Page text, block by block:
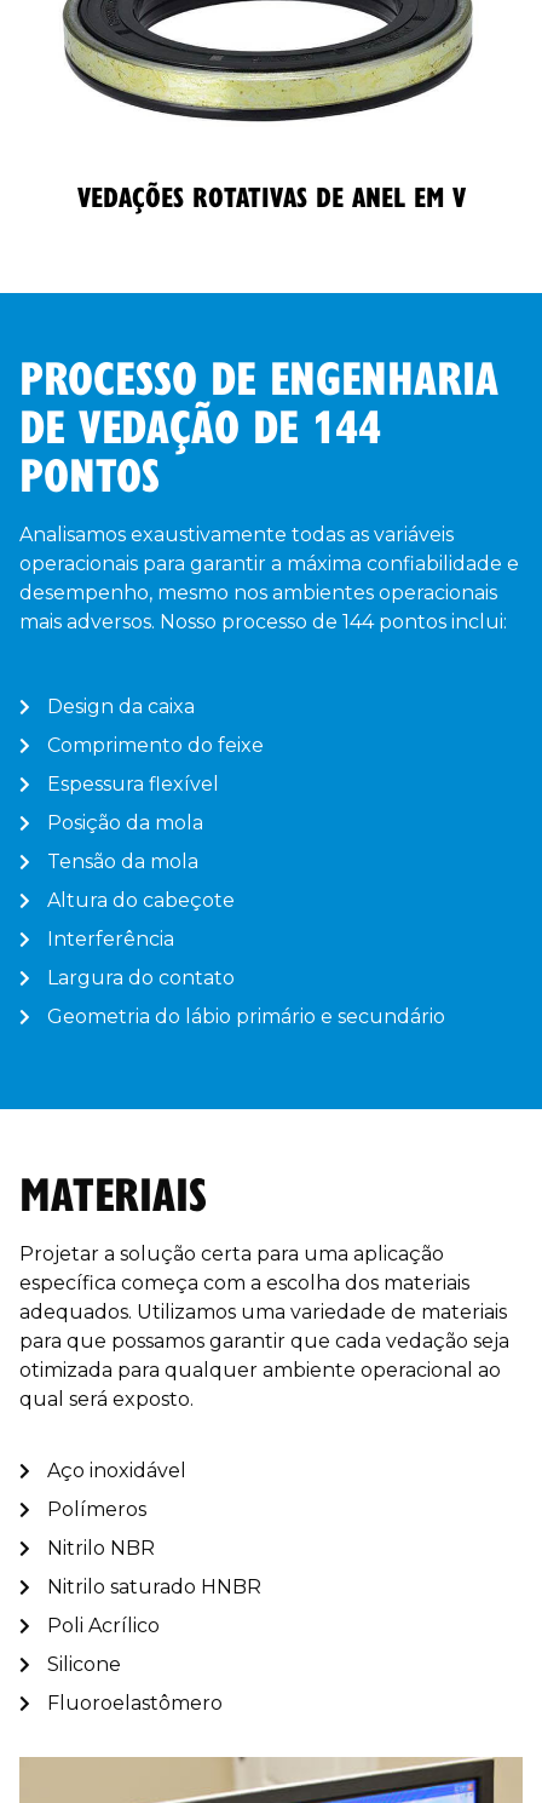
VEDAÇÕES ROTATIVAS DE ANEL EM V
PROCESSO DE ENGENHARIA
DE VEDAÇÃO DE 144
PONTOS
Analisamos exaustivamente todas as variáveis
operacionais para garantir a máxima confiabilidade e
desempenho, mesmo nos ambientes operacionais
mais adversos. Nosso processo de 144 pontos inclui:
Design da caixa
Comprimento do feixe
Espessura flexível
Posição da mola
Tensão da mola
Altura do cabeçote
Interferência
Largura do contato
Geometria do lábio primário e secundário
MATERIAIS
Projetar a solução certa para uma aplicação
específica começa com a escolha dos materiais
adequados. Utilizamos uma variedade de materiais
para que possamos garantir que cada vedação seja
otimizada para qualquer ambiente operacional ao
qual será exposto.
Aço inoxidável
Polímeros
Nitrilo NBR
Nitrilo saturado HNBR
Poli Acrílico
Silicone
Fluoroelastômero